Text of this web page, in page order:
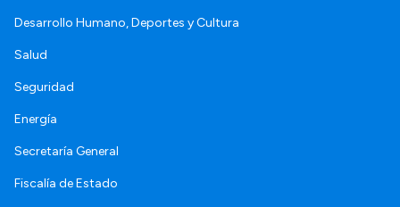
Desarrollo Humano, Deportes y Cultura
Salud
Seguridad
Energía
Secretaría General
Fiscalía de Estado